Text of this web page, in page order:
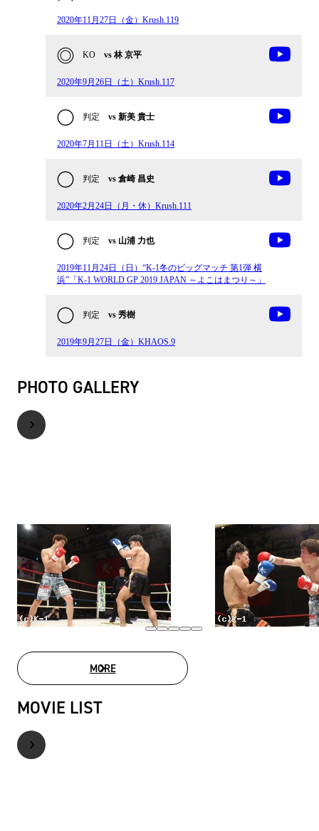
2020年11月27日（金）Krush.119
KO vs 林 京平
2020年9月26日（土）Krush.117
判定 vs 新美 貴士
2020年7月11日（土）Krush.114
判定 vs 倉崎 昌史
2020年2月24日（月・休）Krush.111
判定 vs 山浦 力也
2019年11月24日（日）“K-1冬のビッグマッチ 第1弾 横
浜”「K-1 WORLD GP 2019 JAPAN ～よこはまつり～」
判定 vs 秀樹
2019年9月27日（金）KHAOS.9
PHOTO GALLERY
MOREPHOTO GALLERY
MOVIE LIST